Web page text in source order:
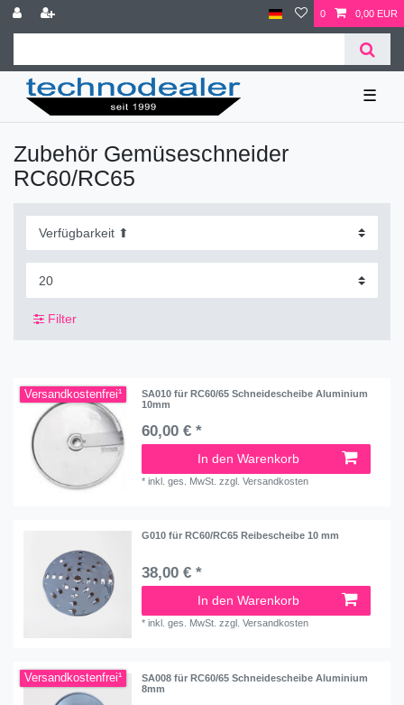
0 0,00 EUR
☰
Zubehör Gemüseschneider
RC60/RC65
Filter
Versandkostenfrei¹
SA010 für RC60/65 Schneidescheibe Aluminium
10mm
60,00 € *
In den Warenkorb
*inkl. ges. MwSt. zzgl.Versandkosten
G010 für RC60/RC65 Reibescheibe 10 mm
38,00 € *
In den Warenkorb
*inkl. ges. MwSt. zzgl.Versandkosten
Versandkostenfrei¹
SA008 für RC60/65 Schneidescheibe Aluminium
8mm